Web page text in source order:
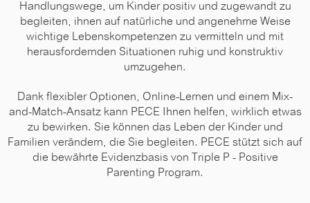
Handlungswege, um Kinder positiv und zugewandt zu
begleiten, ihnen auf natürliche und angenehme Weise
wichtige Lebenskompetenzen zu vermitteln und mit
herausfordernden Situationen ruhig und konstruktiv
umzugehen.
Dank flexibler Optionen, Online-Lernen und einem Mix-
and-Match-Ansatz kann PECE Ihnen helfen, wirklich etwas
zu bewirken. Sie können das Leben der Kinder und
Familien verändern, die Sie begleiten. PECE stützt sich auf
die bewährte Evidenzbasis von Triple P - Positive
Parenting Program.